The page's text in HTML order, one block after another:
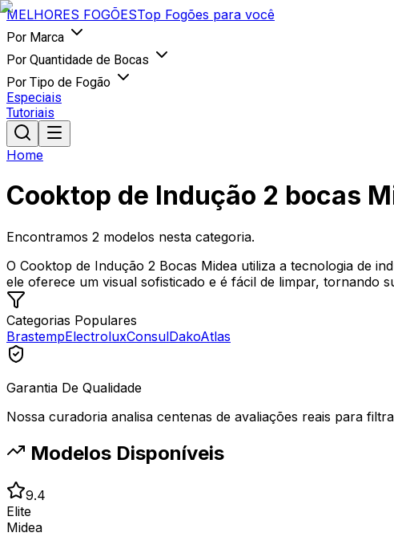
MELHORES FOGÕESTop Fogões para você
Por Marca
Por Quantidade de Bocas
Por Tipo de Fogão
Especiais
Tutoriais
Home
Cooktop de Indução 2 bocas
Encontramos 2 modelos nesta categoria.
O Cooktop de Indução 2 Bocas Midea utiliza a tecnologia de
ele oferece um visual sofisticado e é fácil de limpar, tornando
Categorias Populares
BrastempElectroluxConsulDakoAtlas
Garantia De Qualidade
Nossa curadoria analisa centenas de avaliações reais para
Modelos Disponíveis
9.4
Elite
Midea